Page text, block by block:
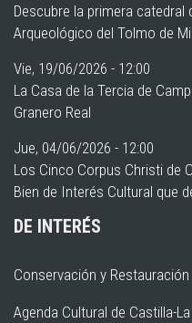
Descubre la primera catedral
Arqueológico del Tolmo de
Vie, 19/06/2026 - 12:00
La Casa de la Tercia de
Granero Real
Jue, 04/06/2026 - 12:00
Los Cinco Corpus Christi de
Bien de Interés Cultural que
DE INTERÉS
Conservación y Restauración
Agenda Cultural de Castilla-